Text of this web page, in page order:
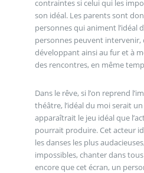
contraintes si celui qui les
son idéal. Les parents sont
personnes qui animent l’idéal
personnes peuvent intervenir,
développant ainsi au fur et à
des rencontres, en même
Dans le rêve, si l’on reprend
théâtre, l’idéal du moi serait
apparaîtrait le jeu idéal que
pourrait produire. Cet acteur
les danses les plus
impossibles, chanter dans
encore que cet écran, un